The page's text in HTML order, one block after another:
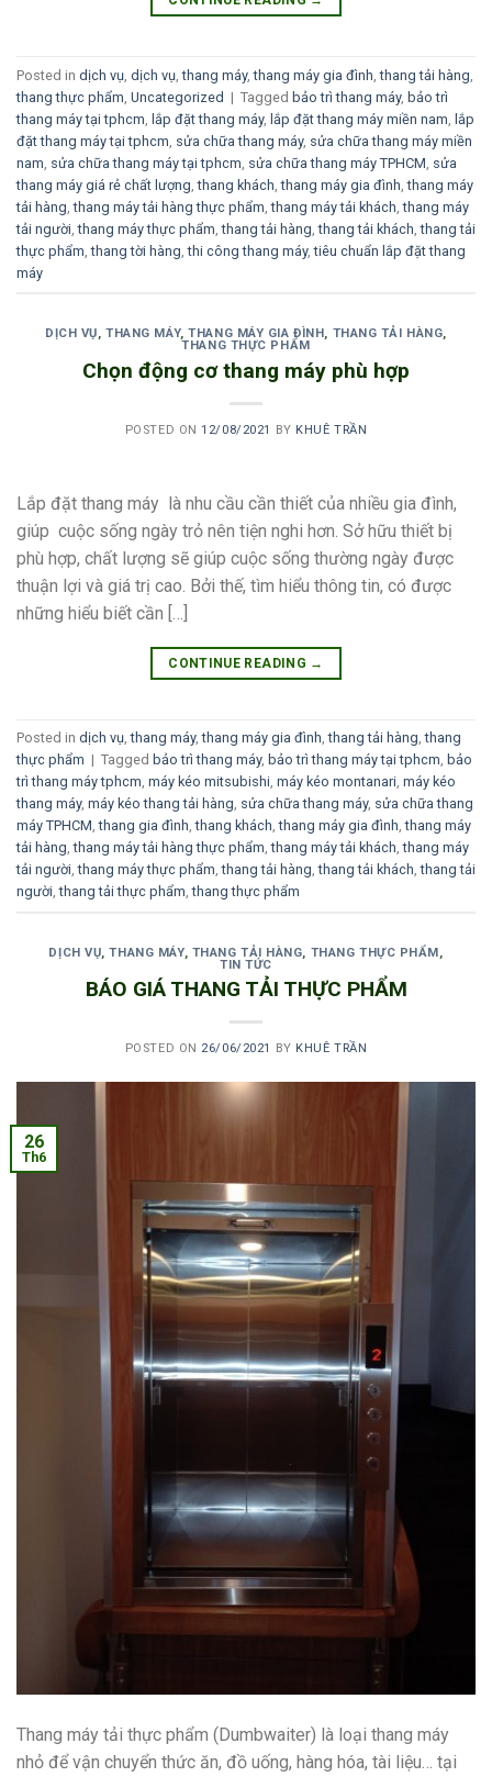
Posted in dịch vụ dịch vụ ,thang máy,thang máy gia đình ,thang tải hàng
thang thực phẩm Uncategorized | Tagged bảo trì thang máy, bảo trì
thang máy tại tphcm lắp đặt thang máy, lắp đặt thang máy miền nam lắp
đặt thang máy tại tphcm sửa chữa thang máy, sửa chữa thang máy miền
nam sửa chữa thang máy tại tphcm sửa chữa thang máy TPHCM sửa
thang máy giá rẻ chất lượng ,thang khách ,thang máy gia đình ,thang máy
tải hàng ,thang máy tải hàng thực phẩm ,thang máy tải khách ,thang máy
tải người ,thang máy thực phẩm ,thang tải hàng ,thang tải khách ,thang tải
thực phẩm ,thang tời hàng ,thi công thang máy,tiêu chuẩn lắp đặt thang
máy
DỊCH VỤ,THANG MÁY,THANG MÁY GIA ĐÌNH , THANG TẢI HÀNG,
THANG THỰC PHẨM
Chọn động cơ thang máy phù hợp
POSTED ON12/08/2021 BY KHUÊ TRẦN
Lắp đặt thang máy là nhu cầu cần thiết của nhiều gia đình,
giúp cuộc sống ngày trỏ nên tiện nghi hơn. Sở hữu thiết bị
phù hợp, chất lượng sẽ giúp cuộc sống thường ngày được
thuận lợi và giá trị cao. Bởi thế, tìm hiểu thông tin, có được
những hiểu biết cần […]
CONTINUE READING →
Posted in dịch vụ,thang máy,thang máy gia đình,thang tải hàng,thang
thực phẩm | Tagged bảo trì thang máy, bảo trì thang máy tại tphcm, bảo
trì thang máy tphcm, máy kéo mitsubishi, máy kéo montanari, máy kéo
thang máy, máy kéo thang tải hàng, sửa chữa thang máy, sửa chữa thang
máy TPHCM,thang gia đình,thang khách,thang máy gia đình,thang máy
tải hàng,thang máy tải hàng thực phẩm,thang máy tải khách,thang máy
tải người,thang máy thực phẩm,thang tải hàng,thang tải khách,thang tải
người,thang tải thực phẩm,thang thực phẩm
DỊCH VỤ,THANG MÁY, THANG TẢI HÀNG, THANG THỰC PHẨM,
TIN TỨC
BÁO GIÁ THANG TẢI THỰC PHẨM
POSTED ON 26/06/2021 BY KHUÊ TRẦN
26
Th6
Thang máy tải thực phẩm (Dumbwaiter) là loại thang máy
nhỏ để vận chuyển thức ăn, đồ uống, hàng hóa, tài liệu… tại